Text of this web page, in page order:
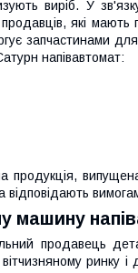
виріб. У
які
запчастинами
напівавтомат:
продукція,
машину
продавець
ринку